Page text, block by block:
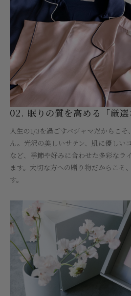
02. 眠りの質を高める「厳選
人生の1/3を過ごすパジャマだからこ
ん。光沢の美しいサテン、肌に優しい
など、季節や好みに合わせた多彩なラ
ます。大切な方への贈り物だからこそ
す。